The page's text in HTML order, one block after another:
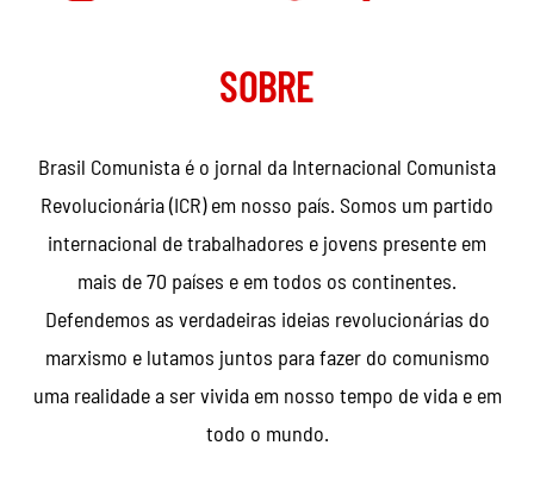
SOBRE
Brasil Comunista é o jornal da Internacional Comunista
Revolucionária (ICR) em nosso país. Somos um partido
internacional de trabalhadores e jovens presente em
mais de 70 países e em todos os continentes.
Defendemos as verdadeiras ideias revolucionárias do
marxismo e lutamos juntos para fazer do comunismo
uma realidade a ser vivida em nosso tempo de vida e em
todo o mundo.